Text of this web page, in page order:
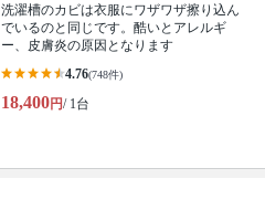
洗濯槽のカビは衣服にワザワザ擦り込ん
でいるのと同じです。酷いとアレルギ
ー、皮膚炎の原因となります
4.76(748件)
18,400円/ 1台